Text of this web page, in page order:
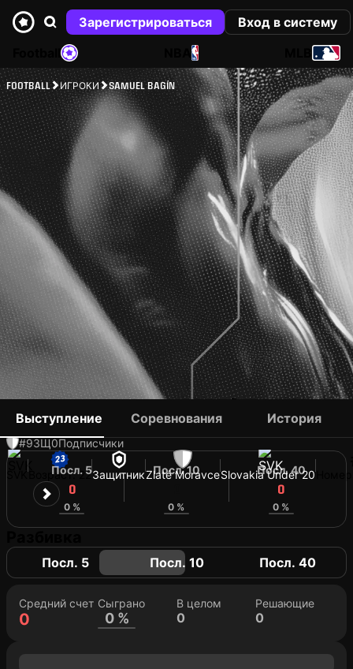
Зарегистрироваться
Вход в систему
NBA
FOOTBALL ИГРОКИ SAMUEL BAGÍN
SAMUEL BAGÍN
#9ЗЩ0Подписчики
Возраст: 22ЗащитникZlaté MoravceSlovakia Under 20
Выступление Соревнования История
Посл. 5
0
0 %
Посл. 10
0 %
Посл. 40
0
0 %
Посл. 5 Посл. 10 Посл. 40
Средний счет
0
Сыграно
0 %
В целом
0
Решающие
0